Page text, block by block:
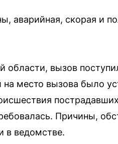
аварийная, скорая и
вызов
место вызова было
Причины,
в ведомстве.